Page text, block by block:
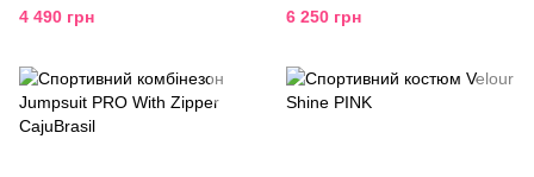
4 490 грн 6 250 грн